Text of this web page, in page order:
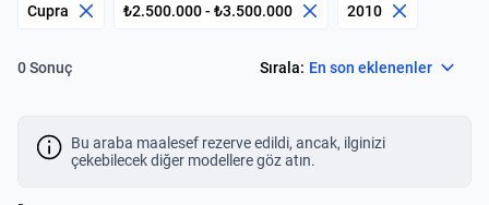
Cupra ₺2.500.000 - ₺3.500.000 2010
0 Sonuç Sırala: En son eklenenler
Bu araba maalesef rezerve edildi, ancak, ilginizi
çekebilecek diğer modellere göz atın.